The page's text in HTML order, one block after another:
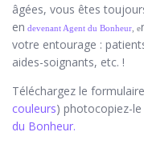
âgées, vous êtes
en devenant Agent du Bonheur , e
votre entourage :
aides-soignants, etc. !
Téléchargez le formulaire
couleurs) photocopiez-
du Bonheur.